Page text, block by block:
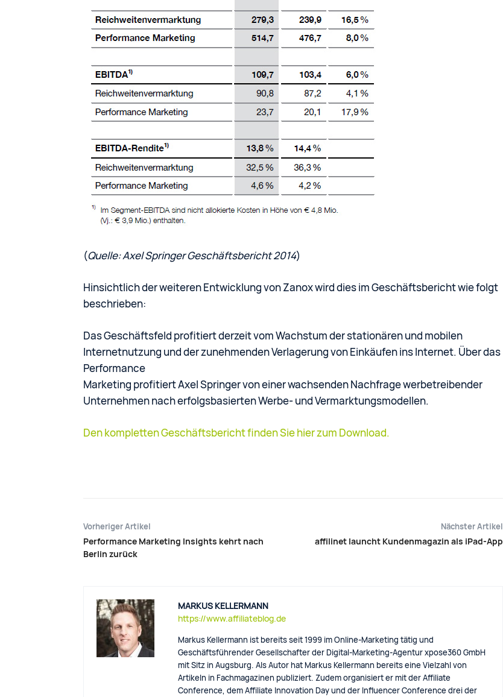
(Quelle: Axel Springer Geschäftsbericht 2014)
Hinsichtlich der weiteren Entwicklung von Zanox wird dies im Geschäftsbericht wie folgt
beschrieben:
Das Geschäftsfeld profitiert derzeit vom Wachstum der stationären und mobilen
Internetnutzung und der zunehmenden Verlagerung von Einkäufen ins Internet. Über das
Performance
Marketing profitiert Axel Springer von einer wachsenden Nachfrage werbetreibender
Unternehmen nach erfolgsbasierten Werbe- und Vermarktungsmodellen.
Den kompletten Geschäftsbericht finden Sie hier zum Download.
Vorheriger Artikel
Performance Marketing Insights kehrt nach
Berlin zurück
Nächster Artikel
affilinet launcht Kundenmagazin als iPad-App
MARKUS KELLERMANN
https://www.affiliateblog.de
Markus Kellermann ist bereits seit 1999 im Online-Marketing tätig und
Geschäftsführender Gesellschafter der Digital-Marketing-Agentur xpose360 GmbH
mit Sitz in Augsburg. Als Autor hat Markus Kellermann bereits eine Vielzahl von
Artikeln in Fachmagazinen publiziert. Zudem organisiert er mit der Affiliate
Conference, dem Affiliate Innovation Day und der Influencer Conference drei der